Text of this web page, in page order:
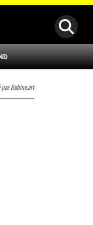
par Bobine.art